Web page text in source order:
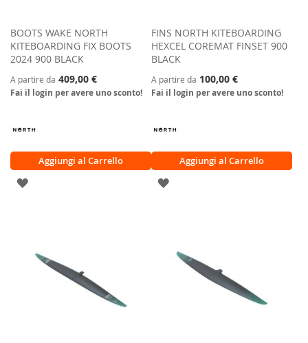
BOOTS WAKE NORTH
KITEBOARDING FIX BOOTS
2024 900 BLACK
A partire da 409,00 €
Fai il login per avere uno sconto!
Aggiungi al Carrello
AGGIUNGI
DESIDERI
FINS NORTH KITEBOARDING
HEXCEL COREMAT FINSET 900
BLACK
A partire da 100,00 €
Fai il login per avere uno sconto!
Aggiungi al Carrello
AGGIUNGI
DESIDERI